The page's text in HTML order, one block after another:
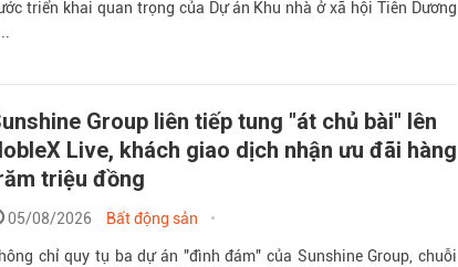
triển khai quan trọng của Dự án Khu nhà ở xã hội Tiên Dương
Group liên tiếp tung "át chủ bài" lên
Live, khách giao dịch nhận ưu đãi hàng
triệu đồng
05/08/2026 Bất động sản
chỉ quy tụ ba dự án "đình đám" của Sunshine Group, chuỗi